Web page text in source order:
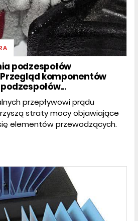
podzespołów
komponentów
przepływowi prądu
straty mocy objawiające
elementów przewodzących.